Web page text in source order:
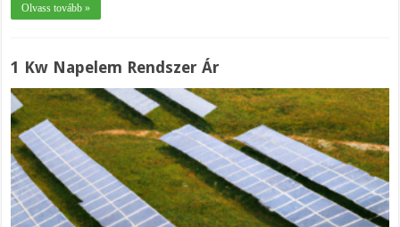
Olvass tovább »
1 Kw Napelem Rendszer Ár